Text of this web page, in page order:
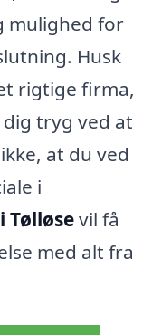
mulighed for
Husk
rigtige firma,
tryg ved at
at du ved
i
vil få
med alt fra